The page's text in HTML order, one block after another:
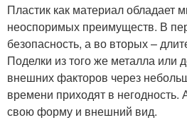
Пластик как материал обладает
неоспоримых преимуществ. В
безопасность, а во вторых –
Поделки из того же металла или
внешних факторов через
времени приходят в негодность.
свою форму и внешний вид.